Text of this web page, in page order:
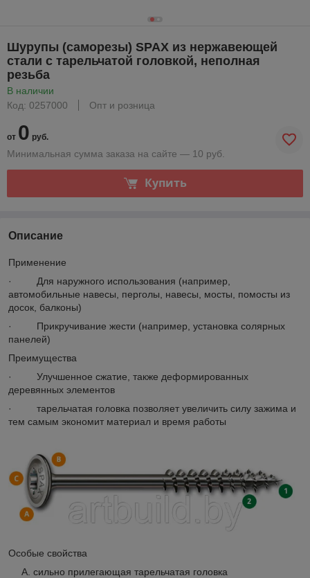
Шурупы (саморезы) SPAX из нержавеющей
стали с тарельчатой головкой, неполная
резьба
В наличии
Код: 0257000
Опт и розница
от 0 руб.
Минимальная сумма заказа на сайте — 10 руб.
Купить
Описание
Применение
·
Для наружного использования (например,
автомобильные навесы, перголы, навесы, мосты, помосты из
досок, балконы)
·
Прикручивание жести (например, установка солярных
панелей)
Преимущества
·
Улучшенное сжатие, также деформированных
деревянных элементов
·
тарельчатая головка позволяет увеличить силу зажима и
тем самым экономит материал и время работы
Особые свойства
A. сильно прилегающая тарельчатая головка